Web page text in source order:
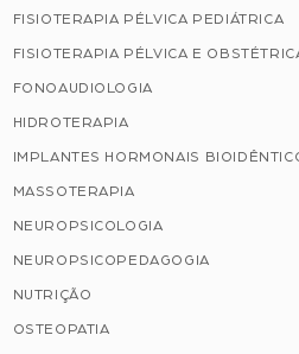
FISIOTERAPIA PÉLVICA PEDIÁTRICA
FISIOTERAPIA PÉLVICA E
FONOAUDIOLOGIA
HIDROTERAPIA
IMPLANTES HORMONAIS
MASSOTERAPIA
NEUROPSICOLOGIA
NEUROPSICOPEDAGOGIA
NUTRIÇÃO
OSTEOPATIA